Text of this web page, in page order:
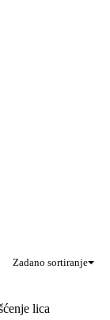
Zadano sortiranje